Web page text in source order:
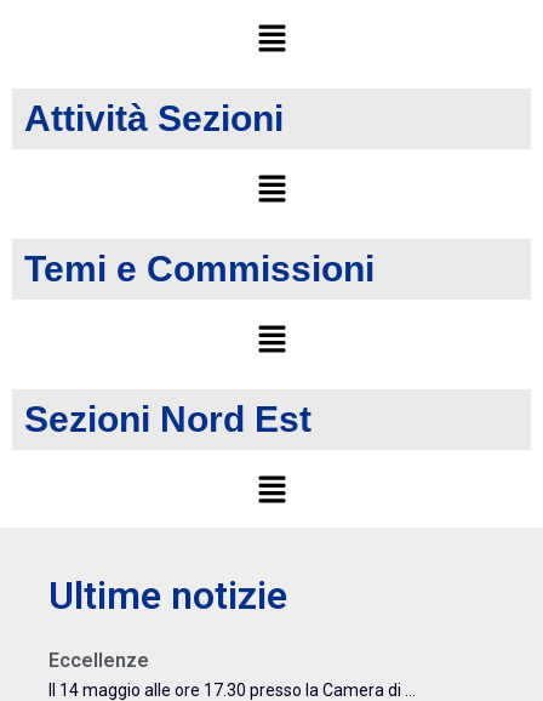
Attività Sezioni
Temi e Commissioni
Sezioni Nord Est
Ultime notizie
Eccellenze
Il 14 maggio alle ore 17.30 presso la Camera di ...